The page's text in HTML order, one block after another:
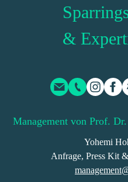
&
Management von Prof.
Yohemi
Anfrage, Press Kit